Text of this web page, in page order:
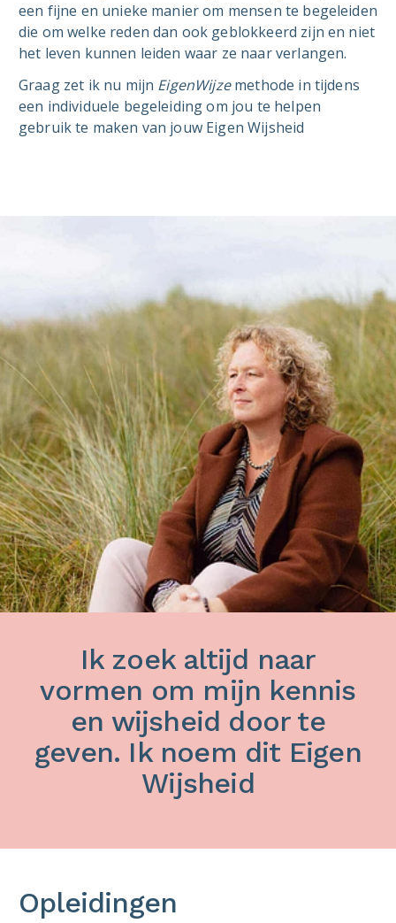
een fijne en unieke manier om mensen te begeleiden
die om welke reden dan ook geblokkeerd zijn en niet
het leven kunnen leiden waar ze naar verlangen.
Graag zet ik nu mijn EigenWijzemethode in tijdens
een individuele begeleiding om jou te helpen
gebruik te maken van jouw Eigen Wijsheid
Ik zoek altijd naar
vormen om mijn kennis
en wijsheid door te
geven. Ik noem dit Eigen
Wijsheid
Opleidingen